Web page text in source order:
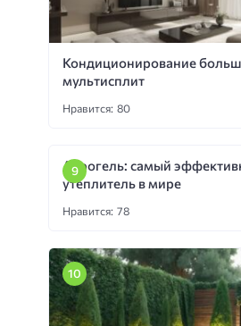
Кондиционирование
мультисплит
Нравится: 80
Аэрогель: самый
утеплитель в мире
Нравится: 78